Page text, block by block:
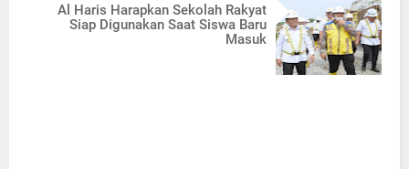
Al Haris Harapkan Sekolah Rakyat
Siap Digunakan Saat Siswa Baru
Masuk